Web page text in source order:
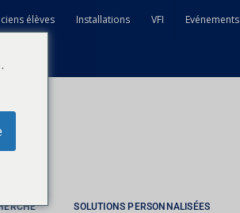
élèves Installations VFI Evénements
SOLUTIONS PERSONNALISÉES